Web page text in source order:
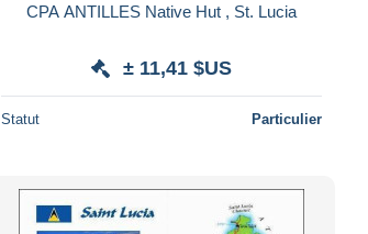
CPA ANTILLES Native Hut , St. Lucia
± 11,41 $US
Statut Particulier